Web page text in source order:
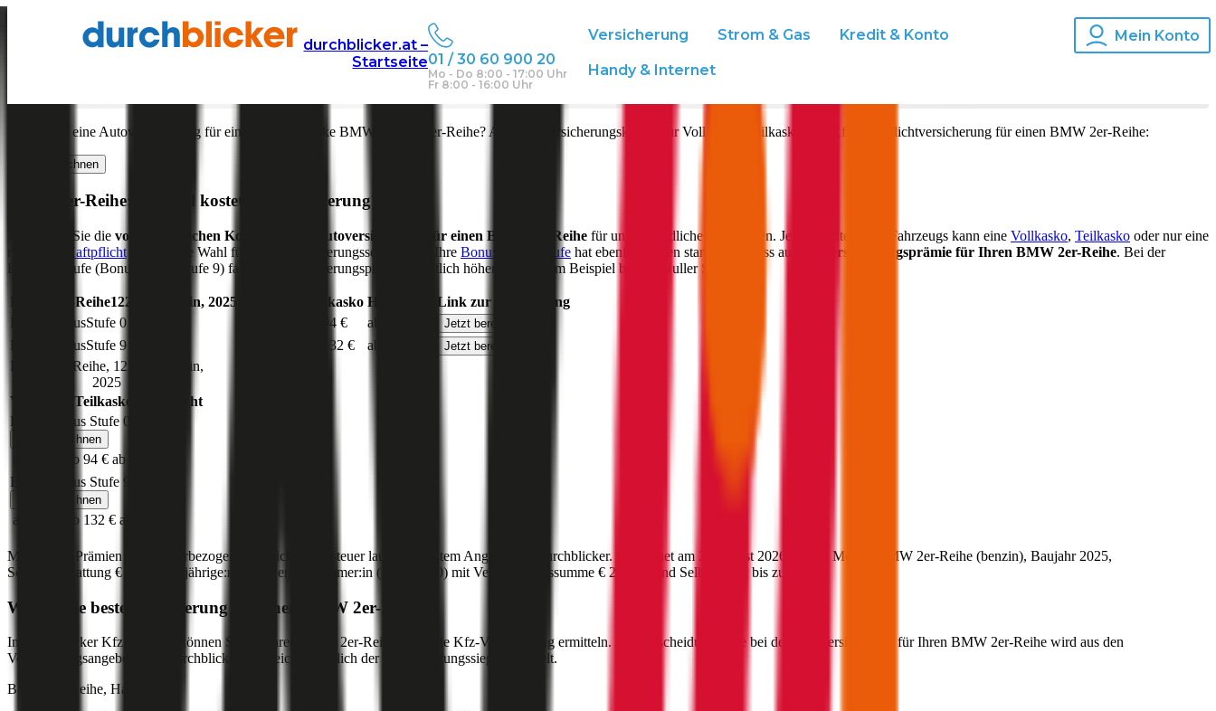
durchblicker.at –
Startseite01 / 30 60 900 20
Mo - Do 8:00 - 17:00 Uhr
Fr 8:00 - 16:00 Uhr
Versicherung Strom & Gas Kredit & Konto
Handy & Internet
Mein Konto
Autoversicherung BMW
in Österreich
Was kostet eine Autoversicherung für ein Auto der Marke BMW 2er-Reihe? Aktuelle Versicherungskosten für Vollkasko, Teilkasko und Kfz-Haftpflichtversicherung für einen BMW 2er-Reihe:
Jetzt berechnen
2er-Reihe : Wie viel kostet die Versicherung?
Hier sehen Sie die voraussichtlichen Kosten für die Autoversicherung für einen BMW 2er-Reihe für unterschiedliche Deckungen. Je nach Alter Ihres Fahrzeugs kann eine Vollkasko, Teilkasko oder nur eine
Kfz-Haftpflicht die richtige Wahl für Ihren Versicherungsschutz sein. Ihre Bonus-Malus Stufe hat ebenfalls einen starken Einfluss auf die Versicherungsprämie für Ihren BMW 2er-Reihe. Bei der
Einsteigerstufe (Bonus Malus Stufe 9) fallen die Versicherungsprämien deutlich höher aus als zum Beispiel bei der Nuller Stufe.
2er-Reihe122 benzin, 2025 Teilkasko Haftpflicht
Link zur Berechnung
Bonus MalusStufe 0 ab 94 € ab 76 € Jetzt berechnen
Bonus MalusStufe 9 ab 132 € ab 99 € Jetzt berechnen
BMW 2er-Reihe, 122 benzin,
2025
Vollkasko
Teilkasko
Haftpflicht
Bonus Malus Stufe 0
Jetzt berechnen
ab 94 € ab 76 €
Bonus Malus Stufe 9
Jetzt berechnen
ab 185 € ab 132 € ab 99 €
Monatliche Prämien inkl. motorbezogener Versicherungssteuer laut günstigstem Angebot auf durchblicker. Berechnet am 3. August 2026 für das Modell BMW 2er-Reihe (benzin), Baujahr 2025,
Sonderausstattung € 2.000 30-jährige:r Versicherungsnehmer:in (PLZ: 1010) mit Versicherungssumme € 20 Mio und Selbstbehalt bis zu
Was ist die beste Versicherung für einen BMW 2er-Reihe
Im durchblicker Kfz-Rechner können Sie für Ihren 2er-Reihe die beste Kfz-Versicherung ermitteln. Als Entscheidungshilfe bei der Kfz-Versicherung für Ihren BMW 2er-Reihe wird aus den
Versicherungsangeboten im durchblicker Vergleich zusätzlich der Preis-Leistungssieger ermittelt.
BMW
2er-Reihe, Haftpflicht